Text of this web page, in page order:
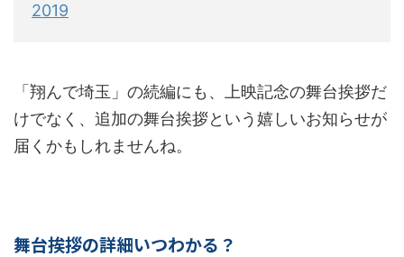
2019
「翔んで埼玉」の続編にも、上映記念の舞台挨拶だ
けでなく、追加の舞台挨拶という嬉しいお知らせが
届くかもしれませんね。
舞台挨拶の詳細いつわかる？